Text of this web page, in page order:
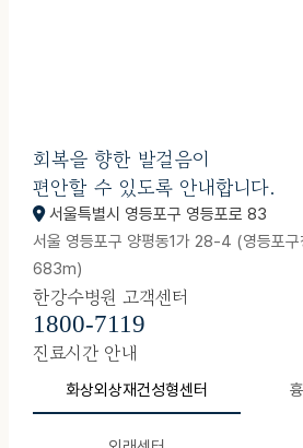
회복을 향한 발걸음이
편안할 수 있도록 안내합니다.
서울특별시 영등포구 영등포로 83
서울 영등포구 양평동1가 28-4 (영등포구
683m)
한강수병원 고객센터
1800-7119
진료시간 안내
화상외상재건성형센터